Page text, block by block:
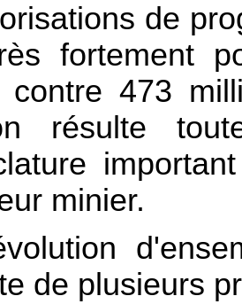
de
fortement
contre 473
résulte
minier.
de plusieurs